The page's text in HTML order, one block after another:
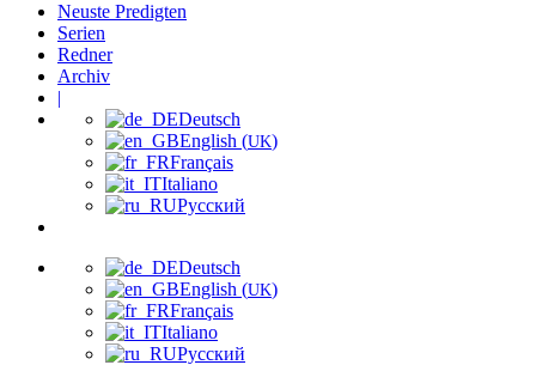
Neuste Predigten
Serien
Redner
Archiv
|
Deutsch
English (UK)
Français
Italiano
Русский
Deutsch
English (UK)
Français
Italiano
Русский